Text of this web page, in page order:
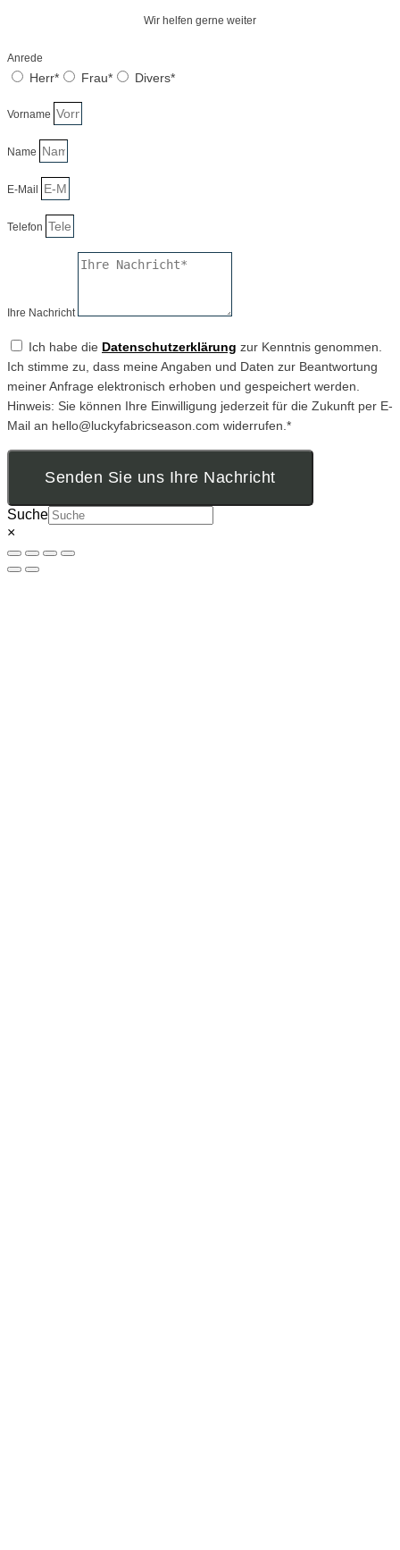
Wir helfen gerne weiter
Anrede
Herr* Frau* Divers*
Vorname
Name
E-Mail
Telefon
Ihre Nachricht
Ich habe die Datenschutzerklärung zur Kenntnis genommen.
Ich stimme zu, dass meine Angaben und Daten zur Beantwortung
meiner Anfrage elektronisch erhoben und gespeichert werden.
Hinweis: Sie können Ihre Einwilligung jederzeit für die Zukunft per E-
Mail an hello@luckyfabricseason.com widerrufen.*
Senden Sie uns Ihre Nachricht
Suche
×